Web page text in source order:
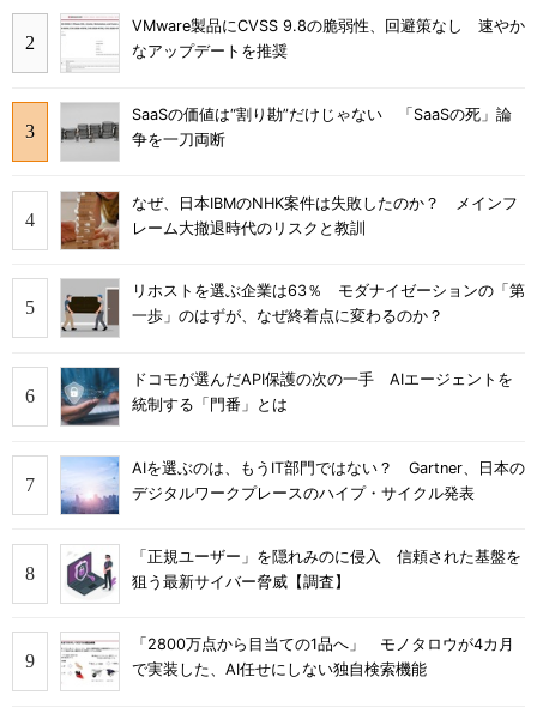
VMware製品にCVSS 9.8の脆弱性、回避策なし 速やか
なアップデートを推奨
SaaSの価値は“割り勘”だけじゃない 「SaaSの死」論
争を一刀両断
なぜ、日本IBMのNHK案件は失敗したのか？ メインフ
レーム大撤退時代のリスクと教訓
リホストを選ぶ企業は63％ モダナイゼーションの「第
一歩」のはずが、なぜ終着点に変わるのか？
ドコモが選んだAPI保護の次の一手 AIエージェントを
統制する「門番」とは
AIを選ぶのは、もうIT部門ではない？ Gartner、日本の
デジタルワークプレースのハイプ・サイクル発表
「正規ユーザー」を隠れみのに侵入 信頼された基盤を
狙う最新サイバー脅威【調査】
「2800万点から目当ての1品へ」 モノタロウが4カ月
で実装した、AI任せにしない独自検索機能